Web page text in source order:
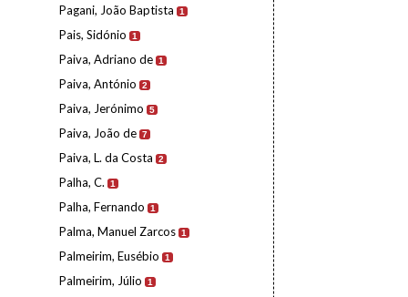
Pagani, João Baptista 1
Pais, Sidónio 1
Paiva, Adriano de 1
Paiva, António 2
Paiva, Jerónimo 5
Paiva, João de 7
Paiva, L. da Costa 2
Palha, C. 1
Palha, Fernando 1
Palma, Manuel Zarcos 1
Palmeirim, Eusébio 1
Palmeirim, Júlio 1